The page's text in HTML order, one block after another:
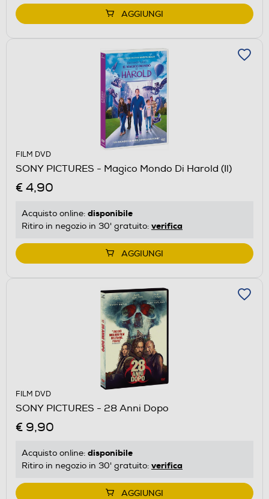
AGGIUNGI
FILM DVD
SONY PICTURES - Magico Mondo Di Harold (Il)
€ 4,90
Acquisto online: disponibile
Ritiro in negozio in 30' gratuito: verifica
AGGIUNGI
FILM DVD
SONY PICTURES - 28 Anni Dopo
€ 9,90
Acquisto online: disponibile
Ritiro in negozio in 30' gratuito: verifica
AGGIUNGI